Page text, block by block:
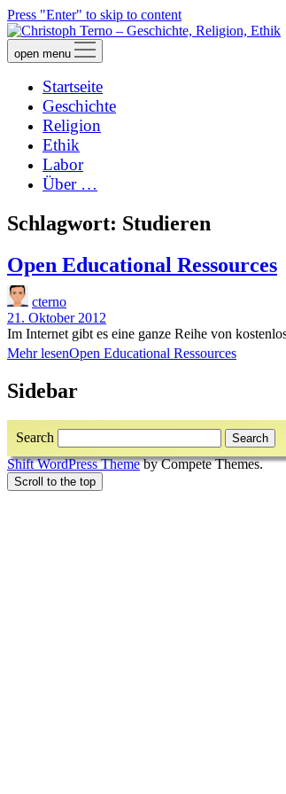
Press "Enter" to skip to content
open menu
Startseite
Geschichte
Religion
Ethik
Labor
Über …
Schlagwort: Studieren
Open Educational Ressources
cterno
21. Oktober 2012
Im Internet gibt es eine ganze Reihe von
Mehr lesenOpen Educational Ressources
Sidebar
Search
Shift WordPress Themeby Compete Themes.
Scroll to the top